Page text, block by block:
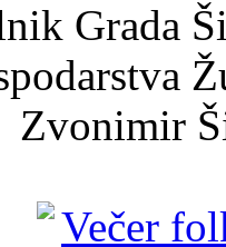
Grada
Zvonimir